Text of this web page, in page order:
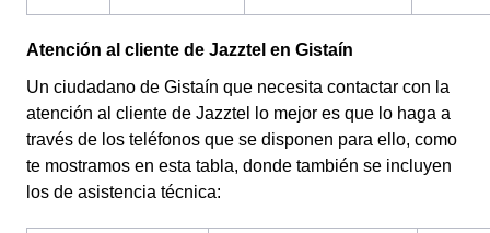
Atención al cliente de Jazztel en Gistaín
Un ciudadano de Gistaín que necesita contactar con la
atención al cliente de Jazztel lo mejor es que lo haga a
través de los teléfonos que se disponen para ello, como
te mostramos en esta tabla, donde también se incluyen
los de asistencia técnica: